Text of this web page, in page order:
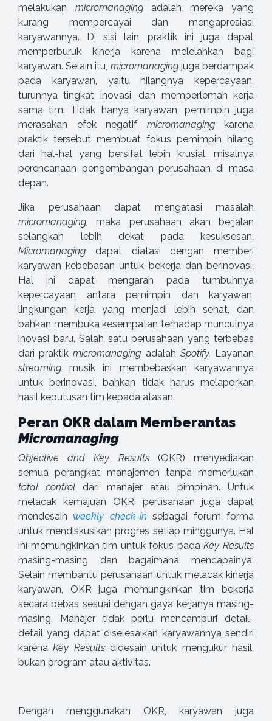
melakukan micromanaging adalah mereka yang
kurang mempercayai dan mengapresiasi
karyawannya. Di sisi lain, praktik ini juga dapat
memperburuk kinerja karena melelahkan bagi
karyawan. Selain itu, micromanaging juga berdampak
pada karyawan, yaitu hilangnya kepercayaan,
turunnya tingkat inovasi, dan memperlemah kerja
sama tim. Tidak hanya karyawan, pemimpin juga
merasakan efek negatif micromanagingkarena
praktik tersebut membuat fokus pemimpin hilang
dari hal-hal yang bersifat lebih krusial, misalnya
perencanaan pengembangan perusahaan di masa
depan.
Jika perusahaan dapat mengatasi masalah
micromanaging, maka perusahaan akan berjalan
selangkah lebih dekat pada kesuksesan.
Micromanaging dapat diatasi dengan memberi
karyawan kebebasan untuk bekerja dan berinovasi.
Hal ini dapat mengarah pada tumbuhnya
kepercayaan antara pemimpin dan karyawan,
lingkungan kerja yang menjadi lebih sehat, dan
bahkan membuka kesempatan terhadap munculnya
inovasi baru. Salah satu perusahaan yang terbebas
dari praktikmicromanaging adalah Spotify. Layanan
streaming musik ini membebaskan karyawannya
untuk berinovasi, bahkan tidak harus melaporkan
hasil keputusan tim kepada atasan.
Peran OKR dalam Memberantas
Micromanaging
Objective and Key Results(OKR) menyediakan
semua perangkat manajemen tanpa memerlukan
total controldari manajer atau pimpinan. Untuk
melacak kemajuan OKR, perusahaan juga dapat
mendesain weekly check-in sebagai forum forma
untuk mendiskusikan progres setiap minggunya. Hal
ini memungkinkan tim untuk fokus padaKey Results
masing-masing dan bagaimana mencapainya.
Selain membantu perusahaan untuk melacak kinerja
karyawan, OKR juga memungkinkan tim bekerja
secara bebas sesuai dengan gaya kerjanya masing-
masing. Manajer tidak perlu mencampuri detail-
detail yang dapat diselesaikan karyawannya sendiri
karenaKey Resultsdidesain untuk mengukur hasil,
bukan program atau aktivitas.
Dengan menggunakan OKR, karyawan juga